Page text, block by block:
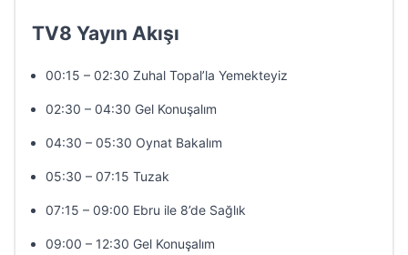
TV8 Yayın Akışı
00:15 – 02:30 Zuhal Topal’la Yemekteyiz
02:30 – 04:30 Gel Konuşalım
04:30 – 05:30 Oynat Bakalım
05:30 – 07:15 Tuzak
07:15 – 09:00 Ebru ile 8’de Sağlık
09:00 – 12:30 Gel Konuşalım